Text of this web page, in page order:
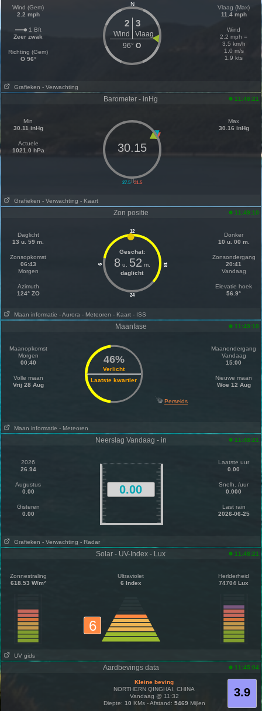
Wind (Gem)
2.2 mph
1 Bft
Zeer zwak
Richting (Gem)
O 96°
N
2 3
Wind
Vlaag
96°O
Vlaag (Max)
11.4 mph
Wind
2.2 mph =
3.5 km/h
1.0 m/s
1.9 kts
Grafieken - Verwachting
Barometer - inHg 11:48:21
Min
30.11 inHg
Actuele
1021.0 hPa
||
27.5 31.5
30.15
Max
30.16 inHg
Grafieken - Verwachting - Kaart
Zon positie 11:49:10
Daglicht
13 u. 59 m.
Zonsopkomst
06:43
Morgen
Azimuth
124° ZO
12
24
6 18
Geschat:
8u. 52 m.
daglicht
Donker
10 u. 00 m.
Zonsondergang
20:41
Vandaag
Elevatie hoek
56.9°
Maan informatie - Aurora - Meteoren - Kaart - ISS
Maanfase 11:49:10
Maanopkomst
Morgen
00:40
Volle maan
Vrij 28 Aug
46%
Verlicht
Laatste kwartier
Maanondergang
Vandaag
15:00
Nieuwe maan
Woe 12 Aug
Perseids
Maan informatie - Meteoren
Neerslag Vandaag - in 11:48:21
2026
26.94
Augustus
0.00
Gisteren
0.00
0.00
Laatste uur
0.00
Snelh. /uur
0.000
Last rain
2026-06-25
Grafieken - Verwachting - Radar
Solar - UV-Index - Lux 11:48:21
Zonnestraling
618.53 W/m²
Ultraviolet
6 Index
6
Herlderheid
74704 Lux
UV gids
Aardbevings data 11:45:04
3.9
Kleine beving
NORTHERN QINGHAI, CHINA
Vandaag @ 11:32
Diepte: 10 KMs - Afstand: 5469 Mijlen